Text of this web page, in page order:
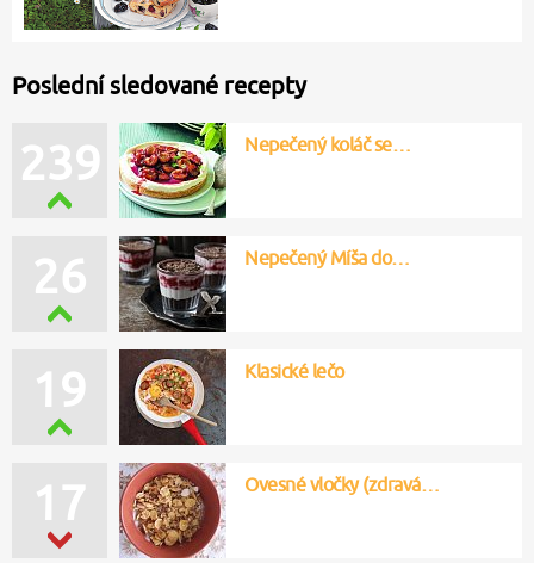
Poslední sledované recepty
239 Nepečený koláč se…
26 Nepečený Míša do…
17 Ovesné vločky (zdravá…
19 Klasické lečo